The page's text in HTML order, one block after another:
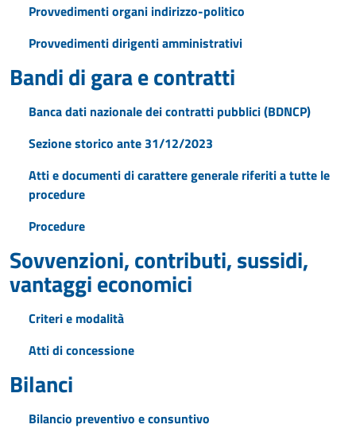
Provvedimenti organi indirizzo-politico
Provvedimenti dirigenti amministrativi
Bandi di gara e contratti
Banca dati nazionale dei contratti pubblici (BDNCP)
Sezione storico ante 31/12/2023
Atti e documenti di carattere generale riferiti a tutte le
procedure
Procedure
Sovvenzioni, contributi, sussidi,
vantaggi economici
Criteri e modalità
Atti di concessione
Bilanci
Bilancio preventivo e consuntivo